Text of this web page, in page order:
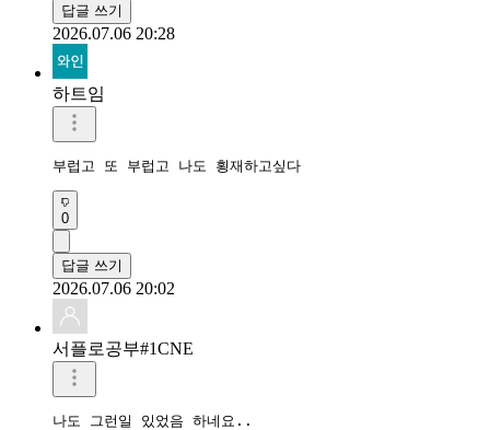
답글 쓰기
2026.07.06 20:28
하트임
부럽고 또 부럽고 나도 횡재하고싶다
0
답글 쓰기
2026.07.06 20:02
서플로공부#1CNE
나도 그런일 있었음 하네요..